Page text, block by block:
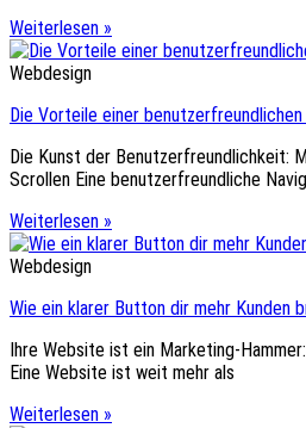
Weiterlesen »
Webdesign
Die Vorteile einer
Die Kunst der Benutzerfreundlichkeit:
Scrollen Eine benutzerfreundliche
Weiterlesen »
Webdesign
Wie ein klarer Button dir mehr Kunden
Ihre Website ist ein Marketing-
Eine Website ist weit mehr als
Weiterlesen »